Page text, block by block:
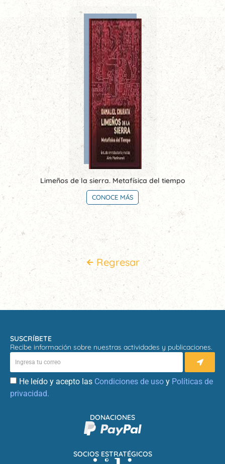
Limeños de la sierra. Metafísica del tiempo
CONOCE MÁS
Regresar
SUSCRÍBETE
Recibe información sobre nuestras actividades y publicaciones.
He leído y acepto las Condiciones de uso y Políticas de
privacidad.
SOCIOS ESTRATÉGICOS
DONACIONES